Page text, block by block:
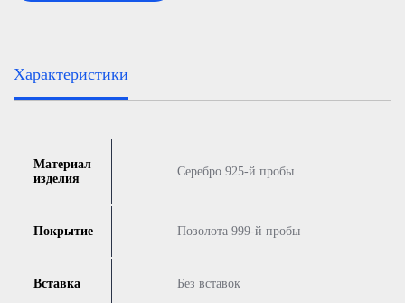
Характеристики
Материал
изделия
Серебро 925-й пробы
Покрытие Позолота 999-й пробы
Вставка Без вставок